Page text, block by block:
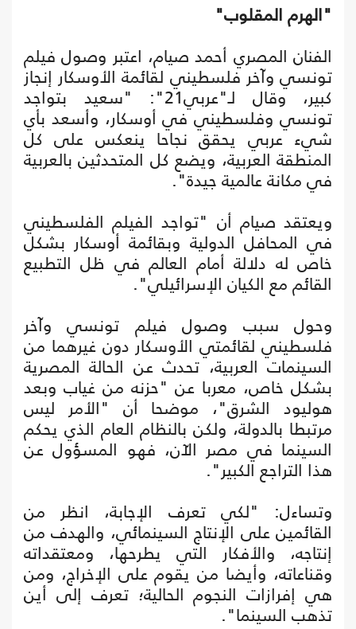
"الهرم المقلوب"
الفنان المصري أحمد صيام، اعتبر وصول فيلم
تونسي وآخر فلسطيني لقائمة الأوسكار إنجاز
كبير، وقال لـ"عربي21": "سعيد بتواجد
تونسي وفلسطيني في أوسكار، وأسعد بأي
شيء عربي يحقق نجاحا ينعكس على كل
المنطقة العربية، ويضع كل المتحدثين بالعربية
في مكانة عالمية جيدة".
ويعتقد صيام أن "تواجد الفيلم الفلسطيني
في المحافل الدولية وبقائمة أوسكار بشكل
خاص له دلالة أمام العالم في ظل التطبيع
القائم مع الكيان الإسرائيلي".
وحول سبب وصول فيلم تونسي وآخر
فلسطيني لقائمتي الأوسكار دون غيرهما من
السينمات العربية، تحدث عن الحالة المصرية
بشكل خاص، معربا عن "حزنه من غياب وبعد
هوليود الشرق"، موضحا أن "الأمر ليس
مرتبطا بالدولة، ولكن بالنظام العام الذي يحكم
السينما في مصر الآن، فهو المسؤول عن
هذا التراجع الكبير".
وتساءل: "لكي تعرف الإجابة، انظر من
القائمين على الإنتاج السينمائي، والهدف من
إنتاجه، والأفكار التي يطرحها، ومعتقداته
وقناعاته، وأيضا من يقوم على الإخراج، ومن
هي إفرازات النجوم الحالية؛ تعرف إلى أين
تذهب السينما".